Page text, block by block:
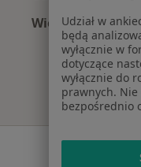
Więcej (9)
Więcej w
Udział w
będą
wyłącznie w
dotyczące
wyłącznie do
prawnych.
bezpośrednio